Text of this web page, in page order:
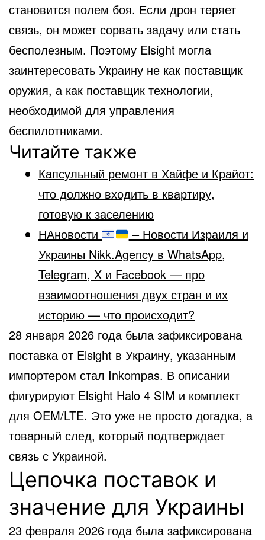
становится полем боя. Если дрон теряет
связь, он может сорвать задачу или стать
бесполезным. Поэтому Elsight могла
заинтересовать Украину не как поставщик
оружия, а как поставщик технологии,
необходимой для управления
беспилотниками.
Читайте также
Капсульный ремонт в Хайфе и Крайот:
что должно входить в квартиру,
готовую к заселению
НАновости
– Новости Израиля и
Украины Nikk.Agency в WhatsApp,
Telegram, X и Facebook — про
взаимоотношения двух стран и их
историю — что происходит?
28 января 2026 года была зафиксирована
поставка от Elsight в Украину, указанным
импортером стал Inkompas. В описании
фигурируют Elsight Halo 4 SIM и комплект
для OEM/LTE. Это уже не просто догадка, а
товарный след, который подтверждает
связь с Украиной.
Цепочка поставок и
значение для Украины
23 февраля 2026 года была зафиксирована